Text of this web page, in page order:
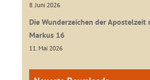
8. Juni 2026
Die Wunderzeichen der Apostelzeit
Markus 16
11. Mai 2026